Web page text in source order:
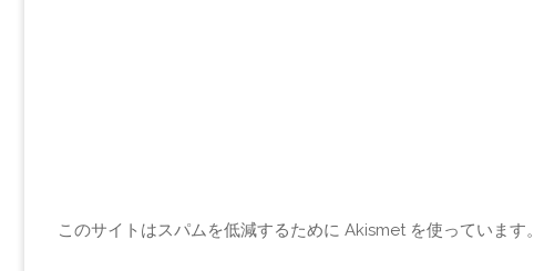
このサイトはスパムを低減するために Akismet を使っています。